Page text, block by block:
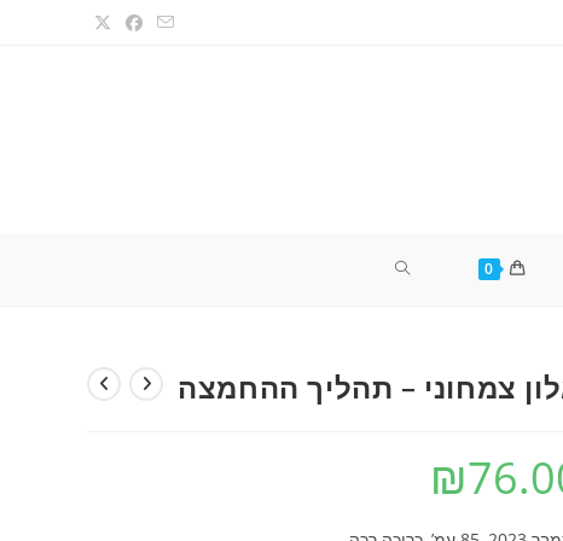
0
TOGGLE
צמחוני – תהליך ההחמצה
₪